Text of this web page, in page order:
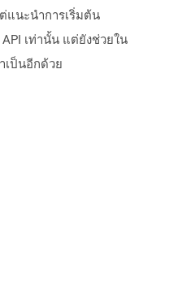
แนะนำการเริ่มต้น
เท่านั้น แต่ยังช่วยใน
เป็นอีกด้วย